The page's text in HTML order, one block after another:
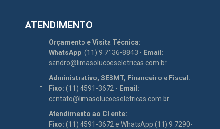
ATENDIMENTO
Orçamento e Visita Técnica:
WhatsApp: (11) 9 7136-8843 - Email:
sandro@limasolucoeseletricas.com.br
Administrativo, SESMT, Financeiro e Fiscal:
Fixo: (11) 4591-3672 - Email:
contato@limasolucoeseletricas.com.br
Atendimento ao Cliente:
Fixo: (11) 4591-3672 e WhatsApp (11) 9 7290-